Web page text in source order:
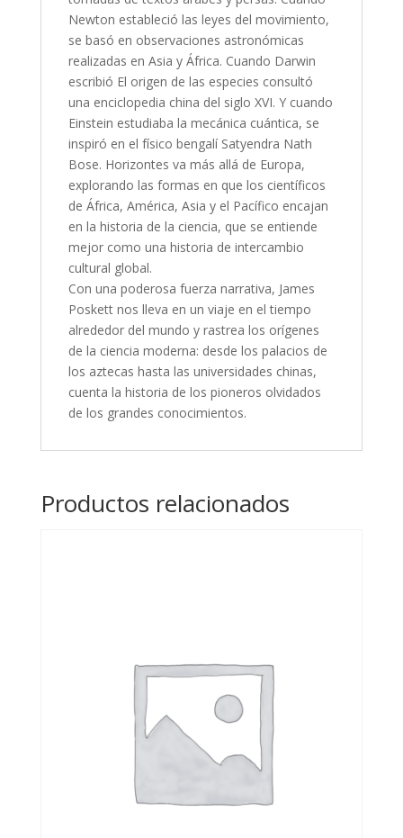
Newton estableció las leyes del movimiento,
se basó en observaciones astronómicas
realizadas en Asia y África. Cuando Darwin
escribió El origen de las especies consultó
una enciclopedia china del siglo XVI. Y cuando
Einstein estudiaba la mecánica cuántica, se
inspiró en el físico bengalí Satyendra Nath
Bose. Horizontes va más allá de Europa,
explorando las formas en que los científicos
de África, América, Asia y el Pacífico encajan
en la historia de la ciencia, que se entiende
mejor como una historia de intercambio
cultural global.
Con una poderosa fuerza narrativa, James
Poskett nos lleva en un viaje en el tiempo
alrededor del mundo y rastrea los orígenes
de la ciencia moderna: desde los palacios de
los aztecas hasta las universidades chinas,
cuenta la historia de los pioneros olvidados
de los grandes conocimientos.
Productos relacionados